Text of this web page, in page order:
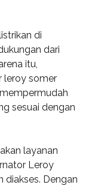
di
dari
itu,
leroy somer
sesuai dengan
layanan
Leroy
diakses. Dengan